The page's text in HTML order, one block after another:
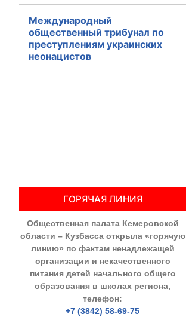
Международный
общественный трибунал по
преступлениям украинских
неонацистов
ГОРЯЧАЯ ЛИНИЯ
Общественная палата Кемеровской
области – Кузбасса открыла «горячую
линию» по фактам ненадлежащей
организации и некачественного
питания детей начального общего
образования в школах региона,
телефон:
+7 (3842) 58-69-75